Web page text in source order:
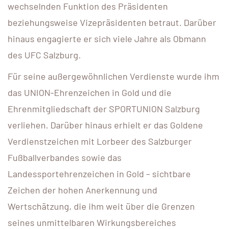
wechselnden Funktion des Präsidenten
beziehungsweise Vizepräsidenten betraut. Darüber
hinaus engagierte er sich viele Jahre als Obmann
des UFC Salzburg.
Für seine außergewöhnlichen Verdienste wurde ihm
das UNION-Ehrenzeichen in Gold und die
Ehrenmitgliedschaft der SPORTUNION Salzburg
verliehen. Darüber hinaus erhielt er das Goldene
Verdienstzeichen mit Lorbeer des Salzburger
Fußballverbandes sowie das
Landessportehrenzeichen in Gold – sichtbare
Zeichen der hohen Anerkennung und
Wertschätzung, die ihm weit über die Grenzen
seines unmittelbaren Wirkungsbereiches